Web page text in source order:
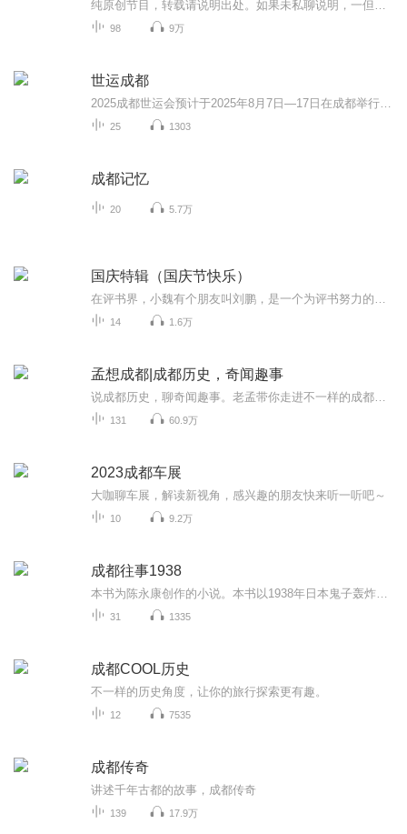
98 9万
世运成都
25 1303
成都记忆
20 5.7万
国庆特辑（国庆节快乐）
14 1.6万
孟想成都|成都历史，奇闻趣事
131 60.9万
2023成都车展
大咖聊车展，解读新视角，感兴趣的朋友快来听一听吧～
10 9.2万
成都往事1938
31 1335
成都COOL历史
不一样的历史角度，让你的旅行探索更有趣。
12 7535
成都传奇
讲述千年古都的故事，成都传奇
139 17.9万